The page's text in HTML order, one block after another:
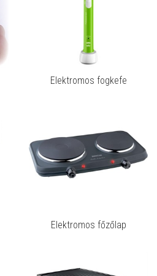
Elektromos fogkefe
Elektromos főzőlap